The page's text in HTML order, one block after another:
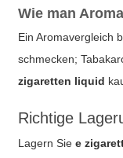
Wie man
Ein Aromavergleich
schmecken;
zigaretten liquid
Richtige
Lagern Siee